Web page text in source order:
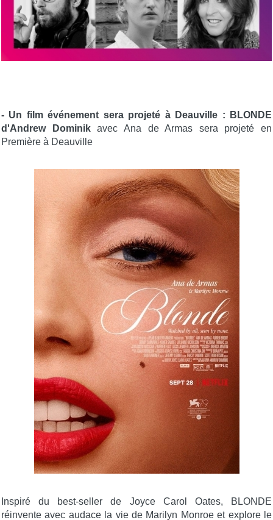
- Un film événement sera projeté à Deauville : BLONDE
d'Andrew Dominik
avec Ana de Armas sera projeté en
Première à Deauville
Inspiré du best-seller de Joyce Carol Oates, BLONDE
réinvente avec audace la vie de Marilyn Monroe et explore le